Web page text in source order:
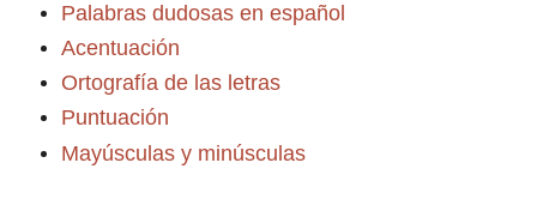
Palabras dudosas en español
Acentuación
Ortografía de las letras
Puntuación
Mayúsculas y minúsculas